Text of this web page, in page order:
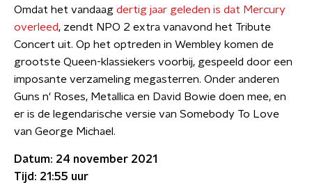
Omdat het vandaag dertig jaar geleden is dat Mercury
overleed, zendt NPO 2 extra vanavond het Tribute
Concert uit. Op het optreden in Wembley komen de
grootste Queen-klassiekers voorbij, gespeeld door een
imposante verzameling megasterren. Onder anderen
Guns n' Roses, Metallica en David Bowie doen mee, en
er is de legendarische versie van Somebody To Love
van George Michael.
Datum: 24 november 2021
Tijd: 21:55 uur